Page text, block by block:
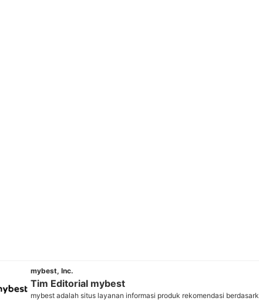
mybest, Inc.
Tim Editorial mybest
mybest adalah situs layanan informasi produk rekomendasi